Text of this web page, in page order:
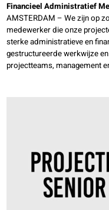
Financieel Administratief
AMSTERDAM – We zijn op
medewerker die onze
sterke administratieve en
gestructureerde werkwijze
projectteams, management